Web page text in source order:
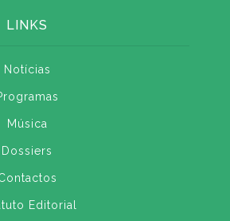
LINKS
Notícias
Música
Dossiers
Editorial